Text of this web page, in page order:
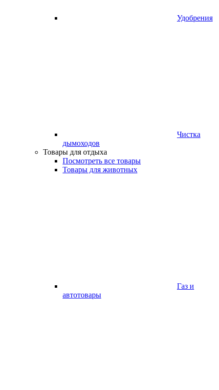
Удобрения
Чистка
дымоходов
Товары для отдыха
Посмотреть все товары
Товары для животных
Газ и
автотовары